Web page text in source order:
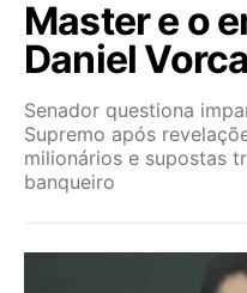
Master e o
Daniel
Senador questiona
Supremo após
milionários e supostas
banqueiro